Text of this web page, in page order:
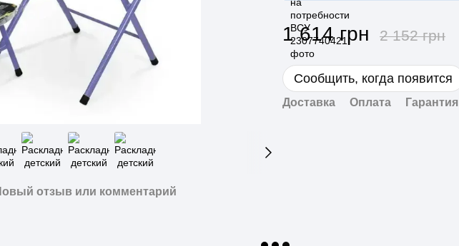
1 614 грн 2 152 грн
Сообщить, когда появится
Доставка Оплата Гарантия
отзыв или комментарий